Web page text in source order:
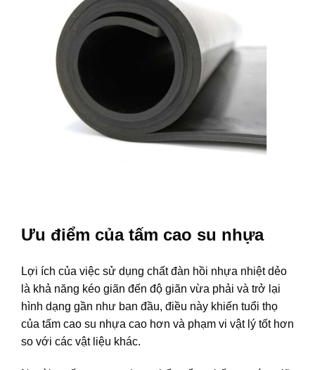
Ưu điểm của tấm cao su nhựa
Lợi ích của việc sử dụng chất đàn hồi nhựa nhiệt dẻo
là khả năng kéo giãn đến độ giãn vừa phải và trở lại
hình dạng gần như ban đầu, điều này khiến tuổi thọ
của tấm cao su nhựa cao hơn và phạm vi vật lý tốt hơn
so với các vật liệu khác.